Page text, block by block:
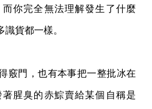
你完全無法理解發生了什麼
識貨都一樣。
竅門，也有本事把一整批冰在
腥臭的赤鯮賣給某個自稱是